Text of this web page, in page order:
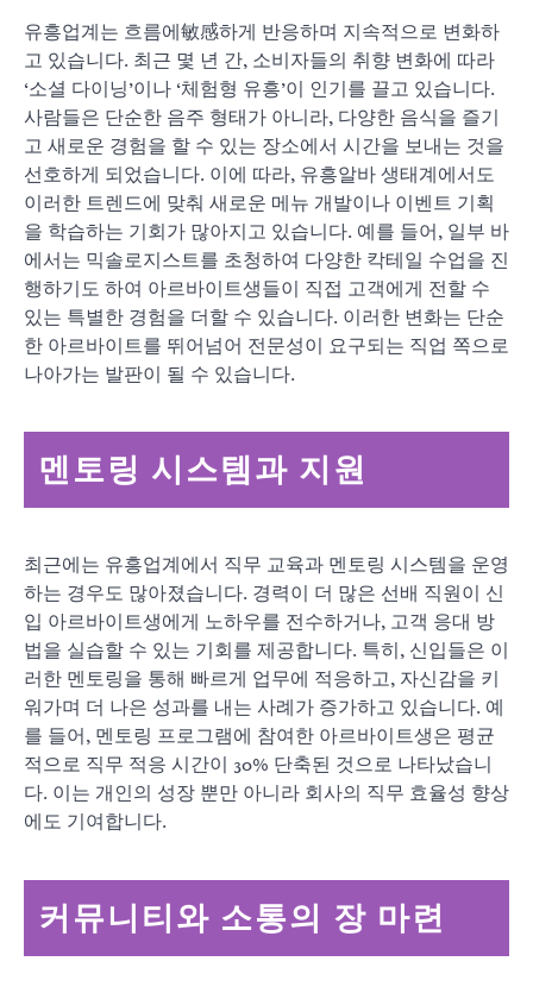
유흥업계는 흐름에敏感하게 반응하며 지속적으로 변화하
고 있습니다. 최근 몇 년 간, 소비자들의 취향 변화에 따라
‘소셜 다이닝’이나 ‘체험형 유흥’이 인기를 끌고 있습니다.
사람들은 단순한 음주 형태가 아니라, 다양한 음식을 즐기
고 새로운 경험을 할 수 있는 장소에서 시간을 보내는 것을
선호하게 되었습니다. 이에 따라, 유흥알바 생태계에서도
이러한 트렌드에 맞춰 새로운 메뉴 개발이나 이벤트 기획
을 학습하는 기회가 많아지고 있습니다. 예를 들어, 일부 바
에서는 믹솔로지스트를 초청하여 다양한 칵테일 수업을 진
행하기도 하여 아르바이트생들이 직접 고객에게 전할 수
있는 특별한 경험을 더할 수 있습니다. 이러한 변화는 단순
한 아르바이트를 뛰어넘어 전문성이 요구되는 직업 쪽으로
나아가는 발판이 될 수 있습니다.
멘토링 시스템과 지원
최근에는 유흥업계에서 직무 교육과 멘토링 시스템을 운영
하는 경우도 많아졌습니다. 경력이 더 많은 선배 직원이 신
입 아르바이트생에게 노하우를 전수하거나, 고객 응대 방
법을 실습할 수 있는 기회를 제공합니다. 특히, 신입들은 이
러한 멘토링을 통해 빠르게 업무에 적응하고, 자신감을 키
워가며 더 나은 성과를 내는 사례가 증가하고 있습니다. 예
를 들어, 멘토링 프로그램에 참여한 아르바이트생은 평균
적으로 직무 적응 시간이 30% 단축된 것으로 나타났습니
다. 이는 개인의 성장 뿐만 아니라 회사의 직무 효율성 향상
에도 기여합니다.
커뮤니티와 소통의 장 마련